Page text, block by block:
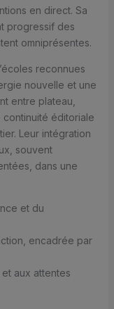
en direct. Sa
progressif des
omniprésentes.
reconnues
nouvelle et une
entre plateau,
continuité éditoriale
Leur intégration
souvent
dans une
et du
encadrée par
et aux attentes